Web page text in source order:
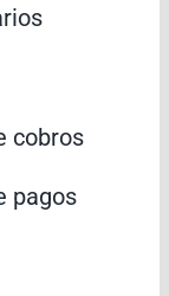
cobros
pagos